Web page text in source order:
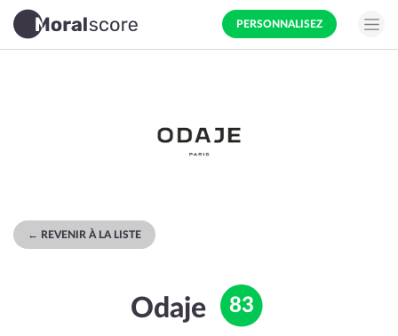
PERSONNALISEZ
← REVENIR À LA LISTE
Odaje 83